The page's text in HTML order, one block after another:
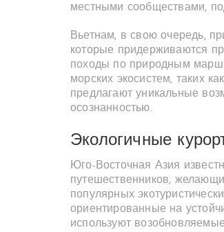
местными сообществами,
Вьетнам, в свою очередь,
которые придерживаются
походы по природным
морских экосистем, таких
предлагают уникальные
осознанностью.
Экологичные
Юго-Восточная Азия
путешественников,
популярных
ориентированные на
используют